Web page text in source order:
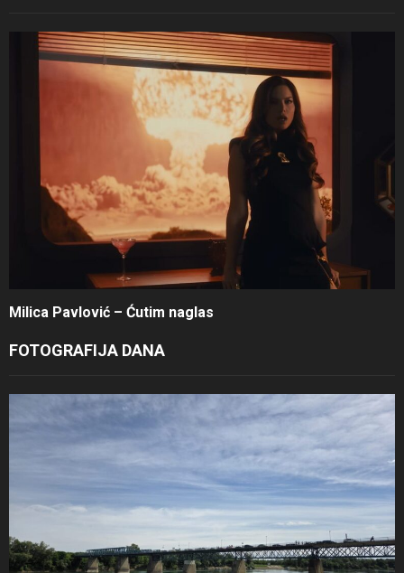
Milica Pavlović – Ćutim naglas
FOTOGRAFIJA DANA